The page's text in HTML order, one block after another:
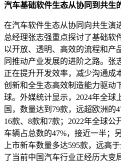
汽车基础软件生态从协同到共生
在汽车软件生态从协同向共生演
总经理张志强重点探讨了基础软
以开放、透明、高效的流程和产
同推动产业发展的进阶之路。张
正在提升开发效率，减少沟通成
创新和全生态高效制造能力驱动
球。外媒统计显示，2024年全球
国，数量达到79款，远超欧洲的
16款、8款和7款；2022年全球
车辆占总数的47%，接近一半；
上市新车数量多达595款，远高
了当前中国汽车行业正经历大变